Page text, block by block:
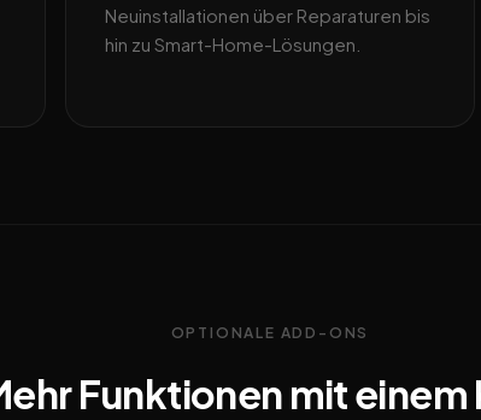
Neuinstallationen über Reparaturen bis
hin zu Smart-Home-Lösungen.
OPTIONALE ADD-ONS
Funktionen mit einem